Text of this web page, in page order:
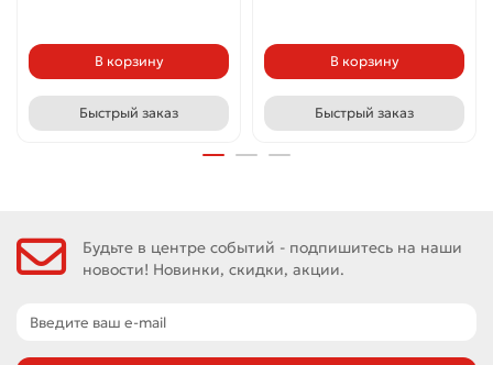
В корзину
Быстрый заказ
В корзину
Быстрый заказ
Будьте в центре событий - подпишитесь на наши
новости! Новинки, скидки, акции.